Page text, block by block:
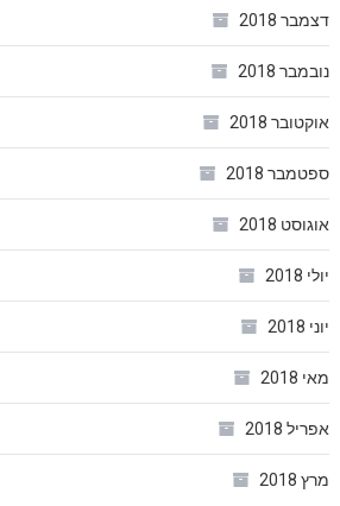
דצמבר 2018
נובמבר 2018
אוקטובר 2018
ספטמבר 2018
אוגוסט 2018
יולי 2018
יוני 2018
מאי 2018
אפריל 2018
מרץ 2018